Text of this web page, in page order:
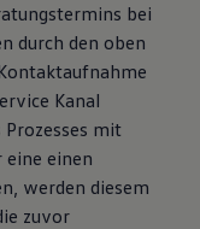
bei
durch den oben
Kanal
mit
eine einen
werden diesem
zuvor